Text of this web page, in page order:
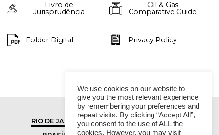
Livro de
Jurisprudência
Oil & Gas
Comparative Guide
Folder Digital Privacy Policy
RIO DE JANEIRO
SÃO PAULO
We use cookies on our website to
give you the most relevant experience
by remembering your preferences and
repeat visits. By clicking “Accept All”,
you consent to the use of ALL the
cookies. However, you may visit